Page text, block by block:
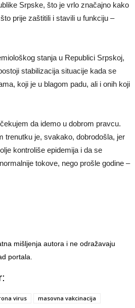
Srpske, što je vrlo značajno kako
prije zaštitili i stavili u funkciju –
stanja u Republici Srpskoj,
stabilizacija situacije kada se
koji je u blagom padu, ali i onih koji
da idemo u dobrom pravcu.
trenutku je, svakako, dobrodošla, jer
kontroliše epidemija i da se
tokove, nego prošle godine –
mišljenja autora i ne odražavaju
portala.
virus masovna vakcinacija